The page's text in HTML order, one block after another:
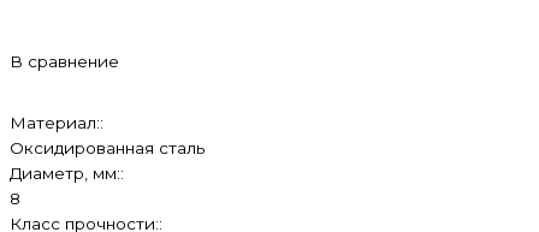
В сравнение
Материал::
Оксидированная сталь
Диаметр, мм::
8
Класс прочности::